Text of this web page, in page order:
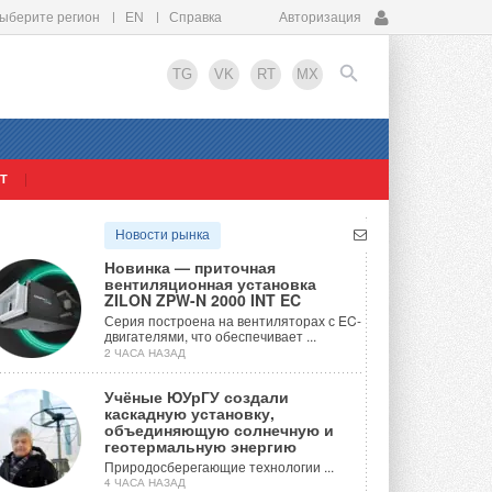
регион EN Справка Авторизация
TG VK RT MX
EN
Новости рынка
Новинка — приточная
вентиляционная установка
ZILON ZPW-N 2000 INT EC
Серия построена на вентиляторах с EC-
двигателями, что обеспечивает ...
2 ЧАСА НАЗАД
Учёные ЮУрГУ создали
каскадную установку,
объединяющую солнечную и
геотермальную энергию
Природосберегающие технологии ...
4 ЧАСА НАЗАД